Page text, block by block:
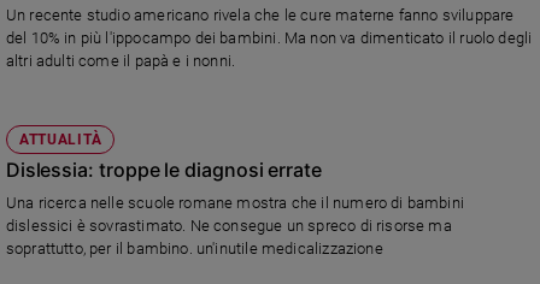
Un recente studio americano rivela che le cure materne fanno sviluppare
del 10% in più l'ippocampo dei bambini. Ma non va dimenticato il ruolo degli
altri adulti come il papà e i nonni.
ATTUALITÀ
Dislessia: troppe le diagnosi errate
Una ricerca nelle scuole romane mostra che il numero di bambini
dislessici è sovrastimato. Ne consegue un spreco di risorse ma
soprattutto, per il bambino. un'inutile medicalizzazione